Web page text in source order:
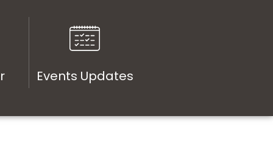
Events Updates